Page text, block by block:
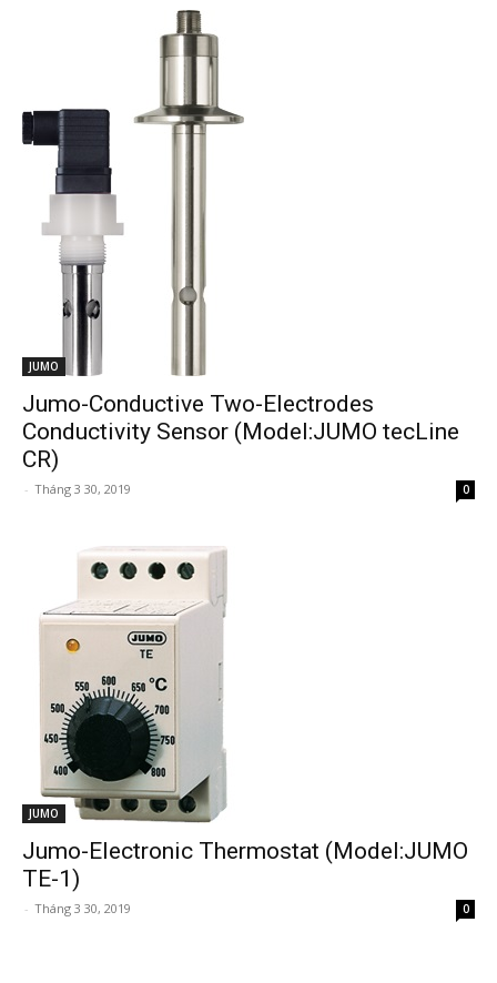
JUMO
Jumo-Conductive Two-Electrodes
Conductivity Sensor (Model:JUMO tecLine
CR)
- Tháng 3 30, 2019 0
JUMO
Jumo-Electronic Thermostat (Model:JUMO
TE-1)
- Tháng 3 30, 2019 0